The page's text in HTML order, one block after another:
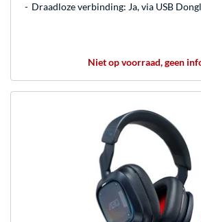
Draadloze verbinding: Ja, via USB
Niet op voorraad, geen